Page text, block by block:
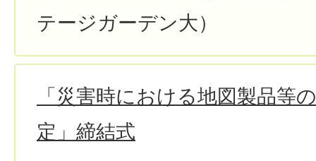
テージガーデン大）
「災害時における地図製品等
定」締結式